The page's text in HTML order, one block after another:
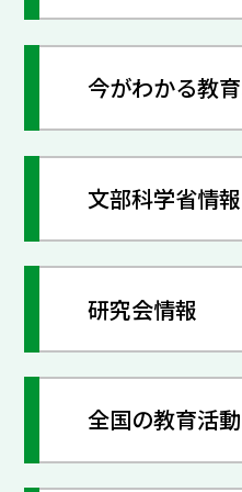
今がわかる教
文部科学省情報
研究会情報
全国の教育活動